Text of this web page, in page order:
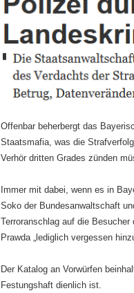
Offenbar beherbergt das
Staatsmafia, was die
Verhör dritten Grades zünden
Immer mit dabei, wenn es in
Soko der Bundesanwaltschaft
Terroranschlag auf die Besucher
Prawda „lediglich vergessen
Der Katalog an Vorwürfen
Festungshaft dienlich ist.